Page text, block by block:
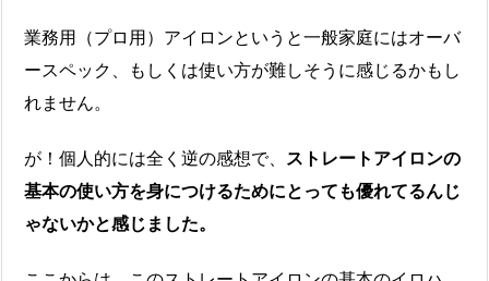
業務用（プロ用）アイロンというと一般家庭にはオーバ
ースペック、もしくは使い方が難しそうに感じるかもし
れません。
が！個人的には全く逆の感想で、 ストレートアイロンの
基本の使い方を身につけるためにとっても優れてるんじ
ゃないかと感じました。